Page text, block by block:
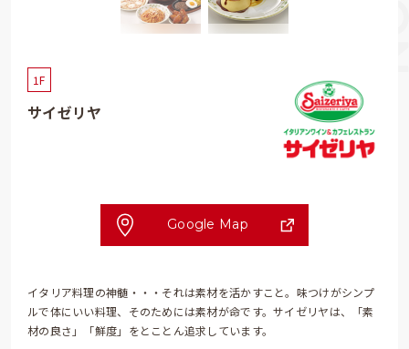
1F
サイゼリヤ
Google Map
イタリア料理の神髄・・・それは素材を活かすこと。味つけがシンプ
ルで体にいい料理、そのためには素材が命です。サイゼリヤは、「素
材の良さ」「鮮度」をとことん追求しています。